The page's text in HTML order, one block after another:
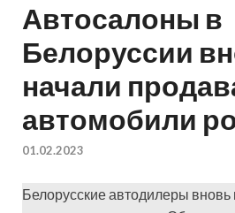
Автосалоны в
Белоруссии
начали
автомобили
01.02.2023
Белорусские автодилеры вновь